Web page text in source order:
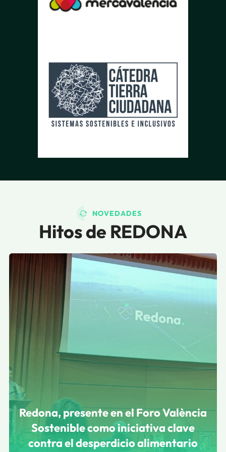
NOVEDADES
Hitos de REDONA
Redona, presente en el Foro València
Sostenible como iniciativa clave
contra el desperdicio alimentario